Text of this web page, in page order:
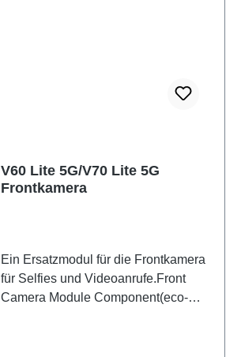
V60 Lite 5G/V70 Lite 5G
Frontkamera
Ein Ersatzmodul für die Frontkamera
für Selfies und Videoanrufe.Front
Camera Module Component(eco-